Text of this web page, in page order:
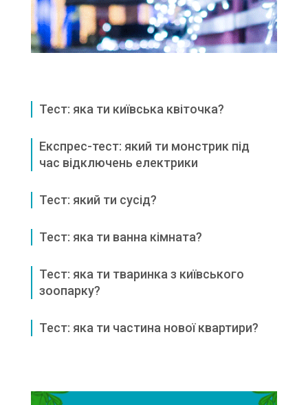
Тест: яка ти київська квіточка?
Експрес-тест: який ти монстрик під
час відключень електрики
Тест: який ти сусід?
Тест: яка ти ванна кімната?
Тест: яка ти тваринка з київського
зоопарку?
Тест: яка ти частина нової квартири?